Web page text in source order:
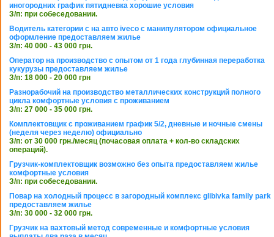
иногородних график пятидневка хорошие условия
З/п: при собеседовании.
Водитель категории с на авто iveco с манипулятором официальное
оформление предоставляем жилье
З/п: 40 000 - 43 000 грн.
Оператор на производство с опытом от 1 года глубинная переработка
кукурузы предоставляем жилье
З/п: 18 000 - 20 000 грн
Разнорабочий на производство металлических конструкций полного
цикла комфортные условия с проживанием
З/п: 27 000 - 35 000 грн.
Комплектовщик с проживанием график 5/2, дневные и ночные смены
(неделя через неделю) официально
З/п: от 30 000 грн./месяц (почасовая оплата + кол-во складских
операций).
Грузчик-комплектовщик возможно без опыта предоставляем жилье
комфортные условия
З/п: при собеседовании.
Повар на холодный процесс в загородный комплекс glibivka family park
предоставляем жилье
З/п: 30 000 - 32 000 грн.
Грузчик на вахтовый метод современные и комфортные условия